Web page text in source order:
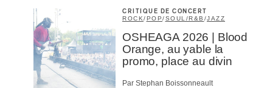
CRITIQUE DE CONCERT
ROCK/POP/SOUL/R&B /JAZZ
OSHEAGA 2026 | Blood
Orange, au yable la
promo, place au divin
Par Stephan Boissonneault